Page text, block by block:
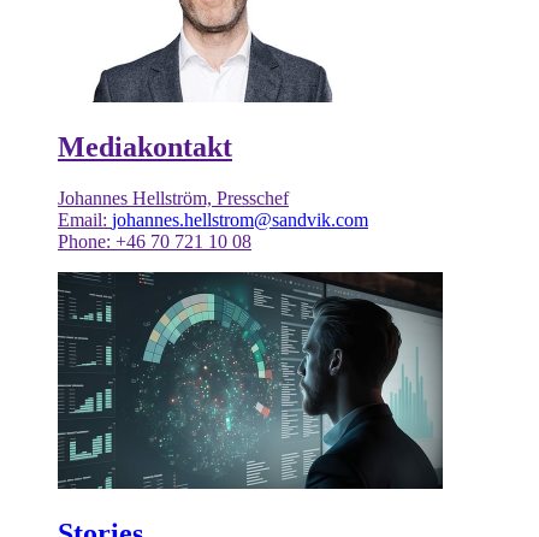
Mediakontakt
Johannes Hellström, Presschef
Email: johannes.hellstrom@sandvik.com
Phone: +46 70 721 10 08